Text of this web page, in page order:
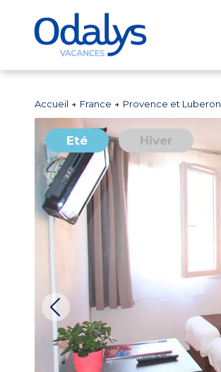
Accueil France Provence et Luberon
Eté Hiver